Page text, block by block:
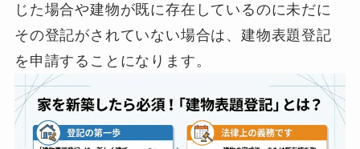
じた場合や建物が既に存在しているのに未だに
その登記がされていない場合は、建物表題登記
を申請することになります。